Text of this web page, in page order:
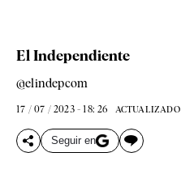
El Independiente
@elindepcom
17 / 07 / 2023 - 18: 26 ACTUALIZADO
Seguir en